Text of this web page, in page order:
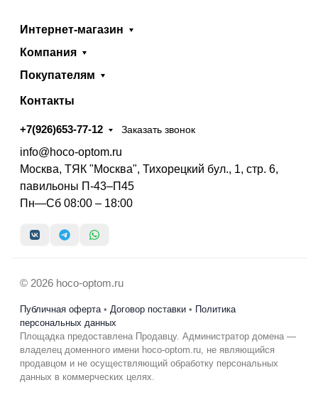
Интернет-магазин
Компания
Покупателям
Контакты
+7(926)653-77-12 Заказать звонок
info@hoco-optom.ru
Москва, ТЯК "Москва", Тихорецкий бул., 1, стр. 6,
павильоны П-43–П45
Пн—Сб 08:00 – 18:00
© 2026 hoco-optom.ru
Публичная оферта• Договор поставки • Политика
персональных данных
Площадка предоставлена Продавцу. Администратор домена —
владелец доменного имени hoco-optom.ru, не являющийся
продавцом и не осуществляющий обработку персональных
данных в коммерческих целях.